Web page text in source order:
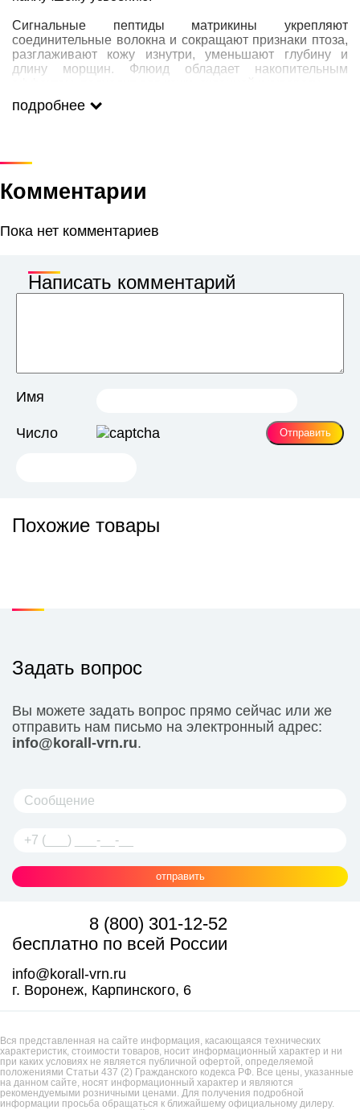
Сигнальные пептиды матрикины укрепляют
соединительные волокна и сокращают признаки птоза,
разглаживают кожу изнутри, уменьшают глубину и
длину морщин. Флюид обладает накопительным
Использовать самостоятельно или в сочетании с
подробнее
Комментарии
Пока нет комментариев
Написать комментарий
Имя
Число
Похожие товары
Задать вопрос
Вы можете задать вопрос прямо сейчас или же
отправить нам письмо на электронный адрес:
info@korall-vrn.ru.
отправить
8 (800) 301-12-52
бесплатно по всей России
info@korall-vrn.ru
г. Воронеж, Карпинского, 6
Вся представленная на сайте информация, касающаяся технических
характеристик, стоимости товаров, носит информационный характер и ни
при каких условиях не является публичной офертой, определяемой
положениями Статьи 437 (2) Гражданского кодекса РФ. Все цены, указанные
на данном сайте, носят информационный характер и являются
рекомендуемыми розничными ценами. Для получения подробной
информации просьба обращаться к ближайшему официальному дилеру.